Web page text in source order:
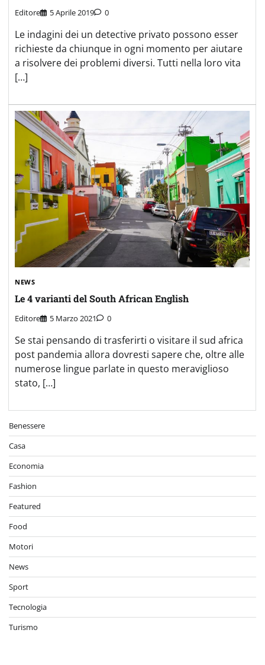
Editore 5 Aprile 2019 0
Le indagini dei un detective privato possono esser
richieste da chiunque in ogni momento per aiutare
a risolvere dei problemi diversi. Tutti nella loro vita
[…]
NEWS
Le 4 varianti del South African English
Editore 5 Marzo 2021 0
Se stai pensando di trasferirti o visitare il sud africa
post pandemia allora dovresti sapere che, oltre alle
numerose lingue parlate in questo meraviglioso
stato, […]
Benessere
Casa
Economia
Fashion
Featured
Food
Motori
News
Sport
Tecnologia
Turismo